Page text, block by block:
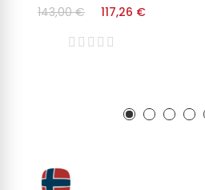
143,00 €
117,26 €